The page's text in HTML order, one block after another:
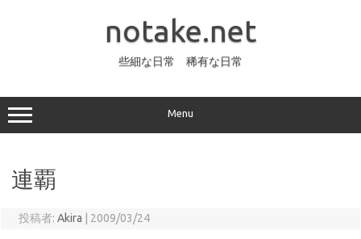
ッ
プ
notake.net
些細な日常 稀有な日常
Menu
連覇
投稿者: Akira 2009/03/24